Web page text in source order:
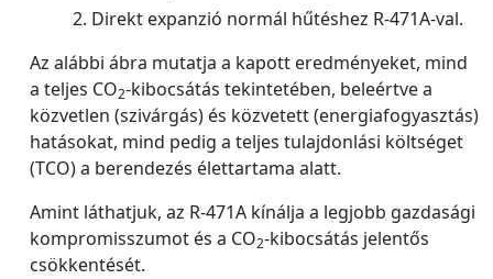
Direkt expanzió normál hűtéshez R-471A-val.
Az alábbi ábra mutatja a kapott eredményeket, mind
a teljes CO2-kibocsátás tekintetében, beleértve a
közvetlen (szivárgás) és közvetett (energiafogyasztás)
hatásokat, mind pedig a teljes tulajdonlási költséget
(TCO) a berendezés élettartama alatt.
Amint láthatjuk, az R-471A kínálja a legjobb gazdasági
kompromisszumot és a CO2-kibocsátás jelentős
csökkentését.